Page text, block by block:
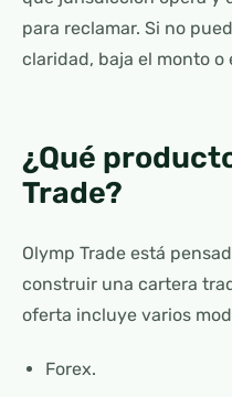
para reclamar. Si no
claridad, baja el monto o
¿Qué
Trade?
Olymp Trade está
construir una cartera
oferta incluye varios
Forex.